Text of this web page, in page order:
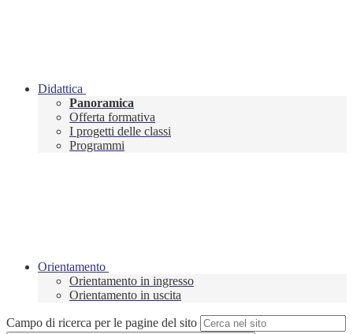
Didattica
Panoramica
Offerta formativa
I progetti delle classi
Programmi
Orientamento
Orientamento in ingresso
Orientamento in uscita
Campo di ricerca per le pagine del sito